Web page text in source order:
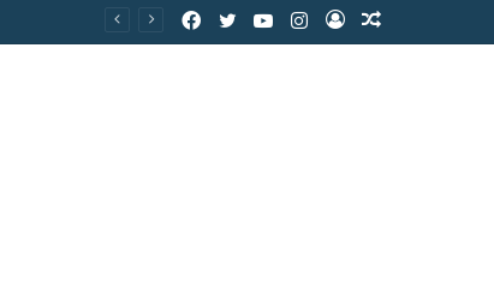
Publicación
Acceso
Instagram
YouTube
Twitter
Facebook